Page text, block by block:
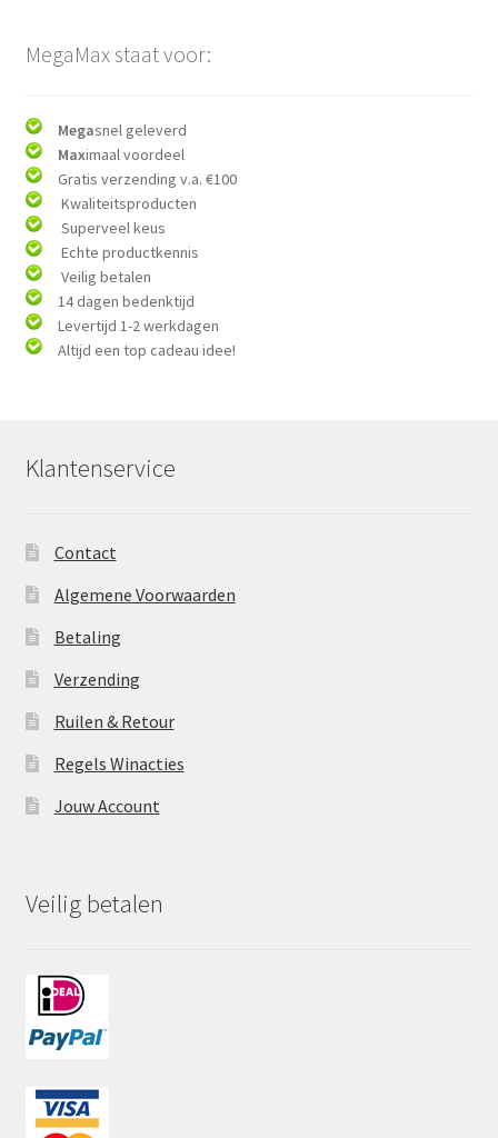
MegaMax staat voor:
Megasnel geleverd
Maximaal voordeel
Gratis verzending v.a. €100
Kwaliteitsproducten
Superveel keus
Echte productkennis
Veilig betalen
14 dagen bedenktijd
Levertijd 1-2 werkdagen
Altijd een top cadeau idee!
Klantenservice
Contact
Algemene Voorwaarden
Betaling
Verzending
Ruilen & Retour
Regels Winacties
Jouw Account
Veilig betalen